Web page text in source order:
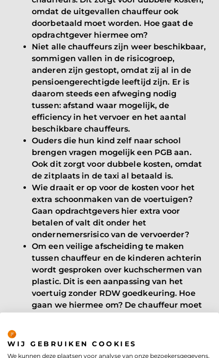
omdat de uitgevallen chauffeur ook
doorbetaald moet worden. Hoe gaat de
opdrachtgever hiermee om?
Niet alle chauffeurs zijn weer beschikbaar,
sommigen vallen in de risicogroep,
anderen zijn gestopt, omdat zij al in de
pensioengerechtigde leeftijd zijn. Er is
daarom steeds een afweging nodig
tussen: afstand waar mogelijk, de
efficiency in het vervoer en het aantal
beschikbare chauffeurs.
Ouders die hun kind zelf naar school
brengen vragen mogelijk een PGB aan.
Ook dit zorgt voor dubbele kosten, omdat
de zitplaats in de taxi al betaald is.
Wie draait er op voor de kosten voor het
extra schoonmaken van de voertuigen?
Gaan opdrachtgevers hier extra voor
betalen of valt dit onder het
ondernemersrisico van de vervoerder?
Om een veilige afscheiding te maken
tussen chauffeur en de kinderen achterin
wordt gesproken over kuchschermen van
plastic. Dit is een aanpassing van het
voertuig zonder RDW goedkeuring. Hoe
gaan we hiermee om? De chauffeur moet
Dit zijn enkele van de nieuwe uitdagingen
waar we nu tegenaan lopen. En dit zijn er nog
maar een paar. Tijdens de opstartfase zullen
WIJ GEBRUIKEN COOKIES
We kunnen deze plaatsen voor analyse van onze bezoekersgegevens,